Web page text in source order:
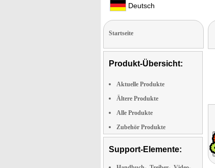
Deutsch
Startseite
Produkt-Übersicht:
Aktuelle Produkte
Ältere Produkte
Alle Produkte
Zubehör Produkte
Support-Elemente: